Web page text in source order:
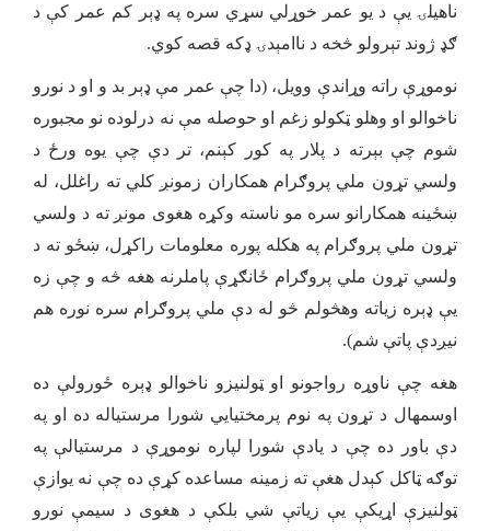
ناهیلۍ يې د یو عمر خوړلي سړي سره په ډېر کم عمر کې د
ګډ ژوند تېرولو څخه د ناامېدۍ ډکه قصه کوي.
نوموړې راته وړاندې وویل، (دا چې عمر مې ډېر بد و او د نورو
ناخوالو او وهلو ټکولو زغم او حوصله مې نه درلوده نو مجبوره
شوم چې بېرته د پلار په کور کېنم، تر دې چې یوه ورځ د
ولسي تړون ملي پروګرام همکاران زمونږ کلي ته راغلل، له
ښځینه همکارانو سره مو ناسته وکړه هغوی مونږ ته د ولسي
تړون ملي پروګرام په هکله پوره معلومات راکړل، ښځو ته د
ولسي تړون ملي پروګرام ځانګړې پاملرنه هغه څه و چې زه
يې ډېره زیاته وهڅولم څو له دې ملي پروګرام سره نوره هم
نیږدې پاتې شم).
هغه چې ناوړه رواجونو او ټولنیزو ناخوالو ډېره ځورولې ده
اوسمهال د تړون په نوم پرمختیايي شورا مرستیاله ده او په
دې باور ده چې د یادې شورا لپاره نوموړې د مرستیالې په
توګه ټاکل کېدل هغې ته زمینه مساعده کړې ده چې نه یوازې
ټولنیزې اړیکې يې زیاتې شي بلکې د هغوی د سیمې نورو